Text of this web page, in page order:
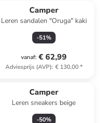
Camper
Leren sandalen "Oruga" kaki
-51%
vanaf: € 62,99
Adviesprijs (AVP): € 130,00*
Camper
Leren sneakers beige
-50%